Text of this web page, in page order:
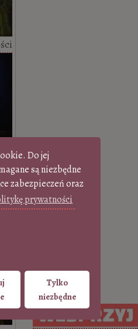
Do jej
są niezbędne
zabezpieczeń oraz
prywatności
Tylko
niezbędne